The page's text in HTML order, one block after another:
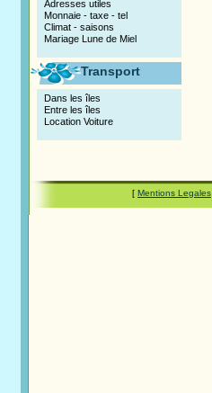
Adresses utiles
Monnaie - taxe - tel
Climat - saisons
Mariage Lune de Miel
Transport
Dans les îles
Entre les îles
Location Voiture
[ Mentions Legales